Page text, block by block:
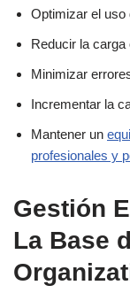
Optimizar el uso
Reducir la
Minimizar
Incrementar la
Mantener un
profesionales y
Gestión
La Base